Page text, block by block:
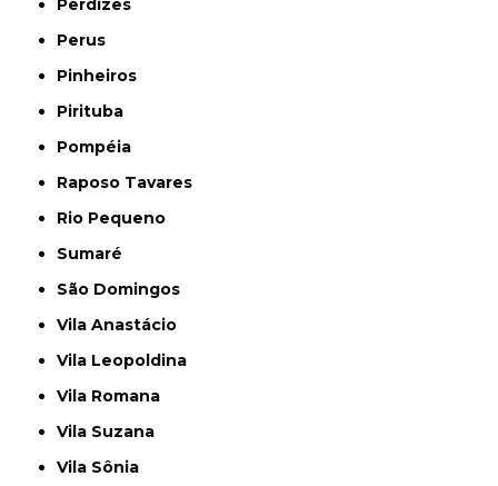
Perdizes
Perus
Pinheiros
Pirituba
Pompéia
Raposo Tavares
Rio Pequeno
Sumaré
São Domingos
Vila Anastácio
Vila Leopoldina
Vila Romana
Vila Suzana
Vila Sônia